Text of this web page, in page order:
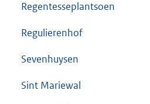
Regentesseplantsoen
Regulierenhof
Sevenhuysen
Sint Mariewal